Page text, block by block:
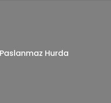
Hurda